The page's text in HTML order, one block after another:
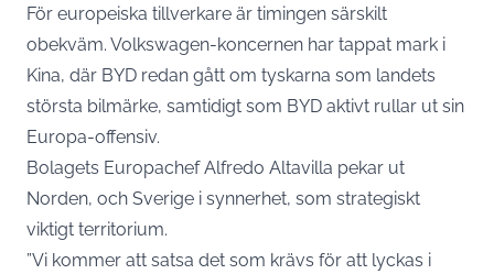
För europeiska tillverkare är timingen särskilt
obekväm. Volkswagen-koncernen har tappat mark i
Kina, där BYD redan gått om tyskarna som landets
största bilmärke, samtidigt som BYD aktivt rullar ut sin
Europa-offensiv.
Bolagets Europachef Alfredo Altavilla pekar ut
Norden, och Sverige i synnerhet, som strategiskt
viktigt territorium.
”Vi kommer att satsa det som krävs för att lyckas i